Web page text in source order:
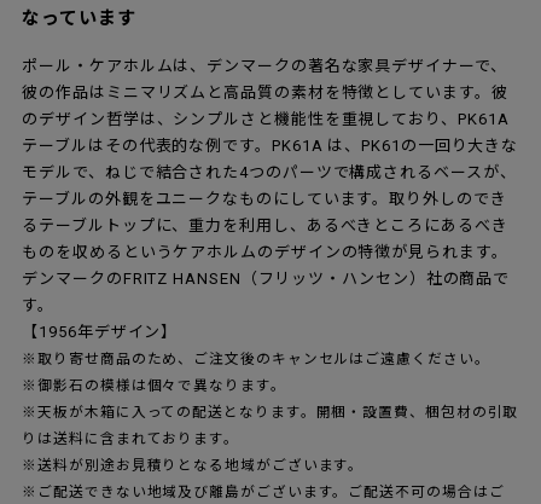
なっています
ポール・ケアホルムは、デンマークの著名な家具デザイナーで、
彼の作品はミニマリズムと高品質の素材を特徴としています。彼
のデザイン哲学は、シンプルさと機能性を重視しており、PK61A
テーブルはその代表的な例です。PK61A は、PK61の一回り大きな
モデルで、ねじで結合された4つのパーツで構成されるベースが、
テーブルの外観をユニークなものにしています。取り外しのでき
るテーブルトップに、重力を利用し、あるべきところにあるべき
ものを収めるというケアホルムのデザインの特徴が見られます。
デンマークのFRITZ HANSEN（フリッツ・ハンセン）社の商品で
す。
【1956年デザイン】
※取り寄せ商品のため、ご注文後のキャンセルはご遠慮ください。
※御影石の模様は個々で異なります。
※天板が木箱に入っての配送となります。開梱・設置費、梱包材の引取
りは送料に含まれております。
※送料が別途お見積りとなる地域がございます。
※ご配送できない地域及び離島がございます。ご配送不可の場合はご